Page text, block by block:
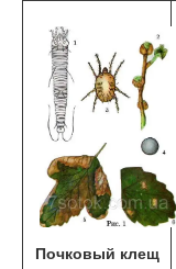
Почковый клещ